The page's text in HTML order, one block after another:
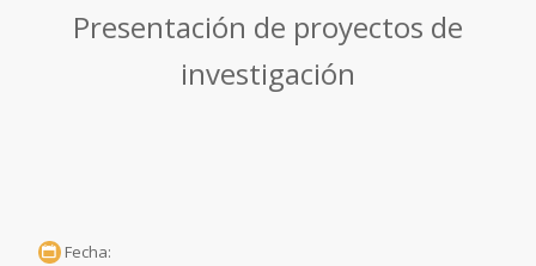
Presentación de proyectos de
investigación
Fecha: